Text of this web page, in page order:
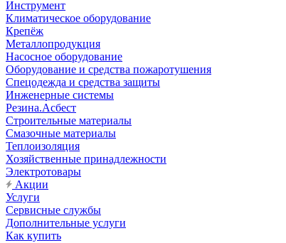
Инструмент
Климатическое оборудование
Крепёж
Металлопродукция
Насосное оборудование
Оборудование и средства пожаротушения
Спецодежда и средства защиты
Инженерные системы
Резина.Асбест
Строительные материалы
Смазочные материалы
Теплоизоляция
Хозяйственные принадлежности
Электротовары
Акции
Услуги
Сервисные службы
Дополнительные услуги
Как купить